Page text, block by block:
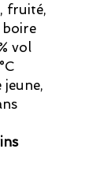
fruité,
boire
vol